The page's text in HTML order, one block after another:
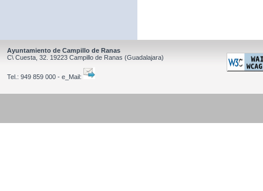
Ayuntamiento de Campillo de Ranas
C\ Cuesta, 32. 19223 Campillo de Ranas (Guadalajara)
Tel.: 949 859 000 - e_Mail: